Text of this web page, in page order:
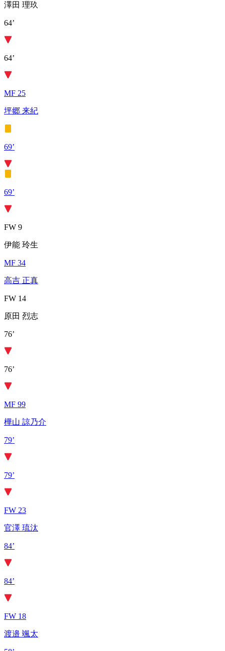
澤田 理玖
64’
64’
MF 25
坪郷 来紀
69’
69’
FW 9
伊能 玲生
MF 34
高吉 正真
FW 14
原田 烈志
76’
76’
MF 99
樺山 諒乃介
79’
79’
FW 23
官澤 琉汰
84’
84’
FW 18
渡邉 颯太